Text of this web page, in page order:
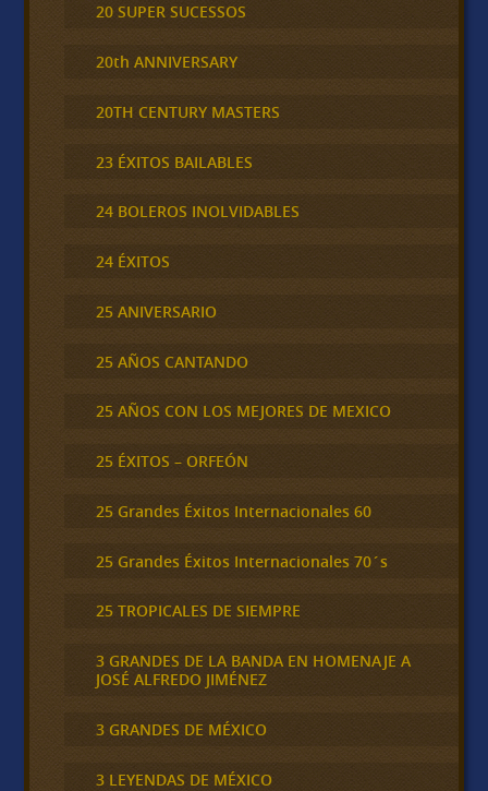
20 SUPER SUCESSOS
20th ANNIVERSARY
20TH CENTURY MASTERS
23 ÉXITOS BAILABLES
24 BOLEROS INOLVIDABLES
24 ÉXITOS
25 ANIVERSARIO
25 AÑOS CANTANDO
25 AÑOS CON LOS MEJORES DE MEXICO
25 ÉXITOS – ORFEÓN
25 Grandes Éxitos Internacionales 60
25 Grandes Éxitos Internacionales 70´s
25 TROPICALES DE SIEMPRE
3 GRANDES DE LA BANDA EN HOMENAJE A
JOSÉ ALFREDO JIMÉNEZ
3 GRANDES DE MÉXICO
3 LEYENDAS DE MÉXICO